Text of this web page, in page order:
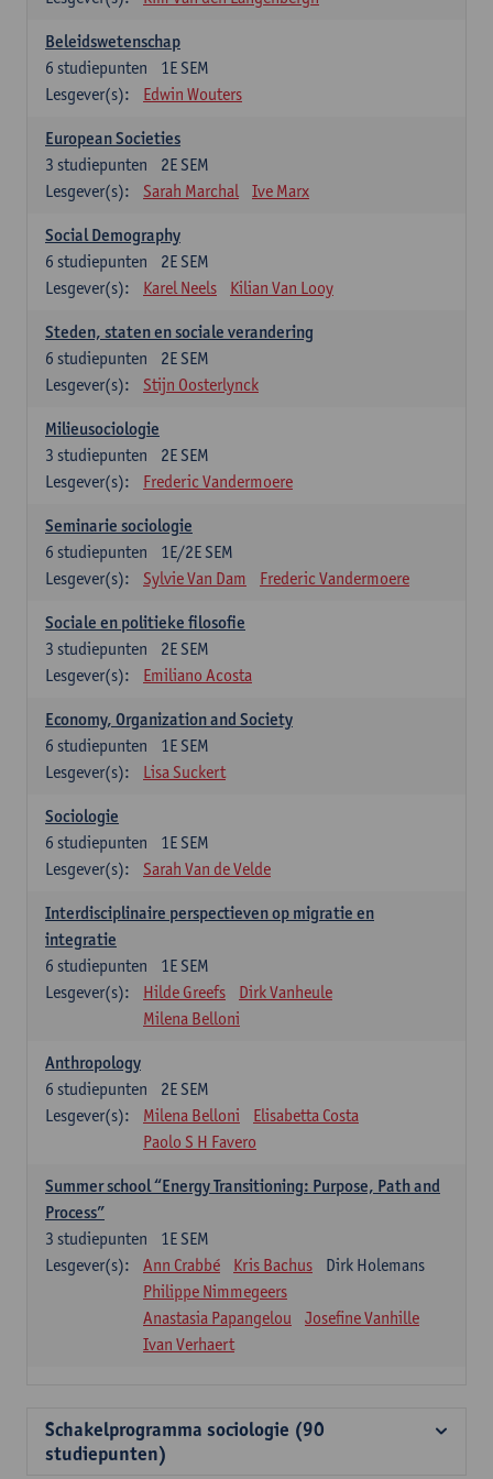
Beleidswetenschap
1E SEM
6 studiepunten
Lesgever(s):
Edwin Wouters
European Societies
2E SEM
3 studiepunten
Lesgever(s):
Sarah Marchal Ive Marx
Social Demography
2E SEM
6 studiepunten
Lesgever(s):
Karel Neels Kilian Van Looy
Steden, staten en sociale verandering
2E SEM
6 studiepunten
Lesgever(s):
Stijn Oosterlynck
Milieusociologie
2E SEM
3 studiepunten
Lesgever(s):
Frederic Vandermoere
Seminarie sociologie
1E/2E SEM
6 studiepunten
Lesgever(s):
Sylvie Van Dam Frederic Vandermoere
Sociale en politieke filosofie
2E SEM
3 studiepunten
Lesgever(s):
Emiliano Acosta
Economy, Organization and Society
1E SEM
6 studiepunten
Lesgever(s):
Lisa Suckert
Sociologie
1E SEM
6 studiepunten
Lesgever(s):
Sarah Van de Velde
Interdisciplinaire perspectieven op migratie en
integratie
1E SEM
6 studiepunten
Lesgever(s):
Hilde Greefs
Dirk Vanheule
Milena Belloni
Anthropology
2E SEM
6 studiepunten
Lesgever(s):
Milena Belloni
Elisabetta Costa
Paolo S H Favero
Summer school “Energy Transitioning: Purpose, Path and
Process”
1E SEM
3 studiepunten
Lesgever(s):
Ann Crabbé Kris Bachus
Dirk Holemans
Philippe Nimmegeers
Anastasia Papangelou
Josefine Vanhille
Ivan Verhaert
Schakelprogramma sociologie (90
studiepunten)